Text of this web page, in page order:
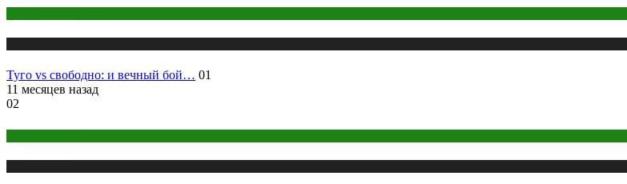
Туго vs cвободно: и вечный бой… 01
11 месяцев назад
02